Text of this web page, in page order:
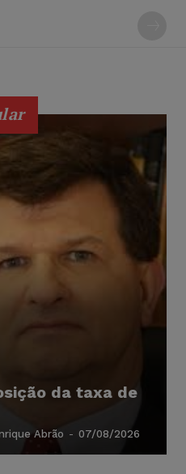
da taxa de
Abrão - 07/08/2026